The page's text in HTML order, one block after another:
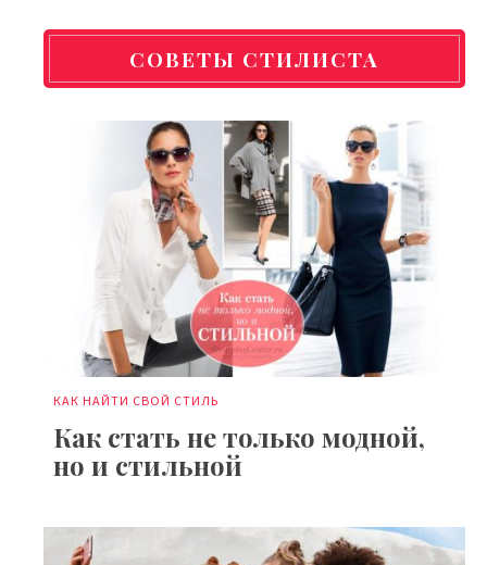
СОВЕТЫ СТИЛИСТА
КАК НАЙТИ СВОЙ СТИЛЬ
Как стать не только модной,
но и стильной